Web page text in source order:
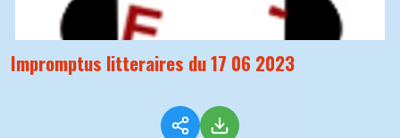
Impromptus litteraires du 17 06 2023